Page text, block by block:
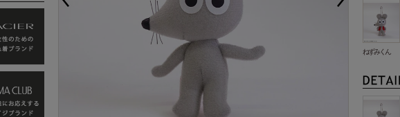
ねずみくん